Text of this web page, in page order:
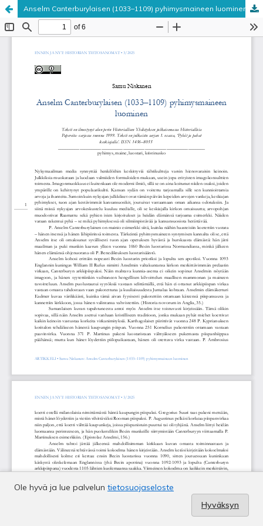
Anselm Canterburylaisen (1033–1109) pyhimysmaineen luominen
Ole hyvä ja lue palvelun tietosuojaseloste
Hyväksyn
Palvelua ylläpitääTieteellisten seurain valtuuskunta